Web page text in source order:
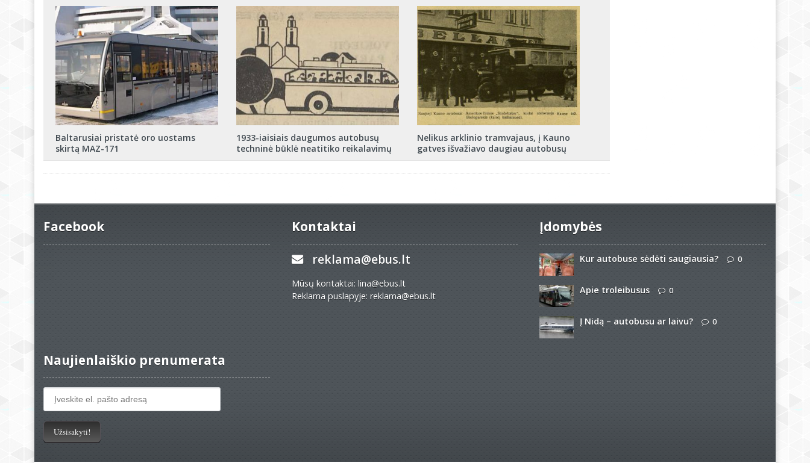
Baltarusiai pristatė oro uostams
skirtą МАZ-171
1933-iaisiais daugumos autobusų
techninė būklė neatitiko reikalavimų
Nelikus arklinio tramvajaus, į Kauno
gatves išvažiavo daugiau autobusų
Facebook Kontaktai
reklama@ebus.lt
Mūsų kontaktai: lina@ebus.lt
Reklama puslapyje: reklama@ebus.lt
Įdomybės
Kur autobuse sėdėti saugiausia? 0
Apie troleibusus 0
Į Nidą – autobusu ar laivu? 0
Naujienlaiškio prenumerata